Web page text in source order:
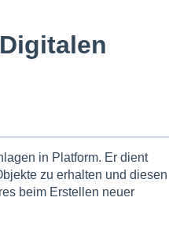
in Platform. Er dient
zu erhalten und diesen
beim Erstellen neuer